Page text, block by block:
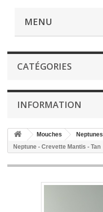
MENU
CATÉGORIES
INFORMATION
Mouches Neptunes
Neptune - Crevette Mantis - Tan